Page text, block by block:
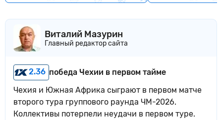
Виталий Мазурин
Главный редактор сайта
2.36 победа Чехии в первом тайме
Чехия и Южная Африка сыграют в первом матче
второго тура группового раунда ЧМ-2026.
Коллективы потерпели неудачи в первом туре.